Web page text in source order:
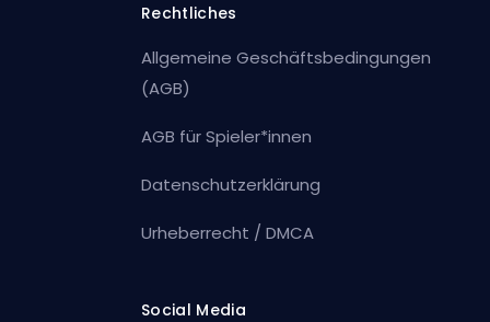
Rechtliches
Allgemeine Geschäftsbedingungen
(AGB)
AGB für Spieler*innen
Datenschutzerklärung
Urheberrecht / DMCA
Social Media